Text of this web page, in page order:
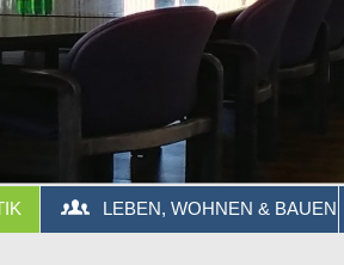
LEBEN, WOHNEN & BAUEN